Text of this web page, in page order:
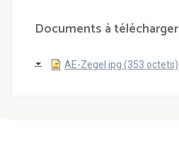
Documents à télécharger
AE-Zegel.jpg (353 octets)